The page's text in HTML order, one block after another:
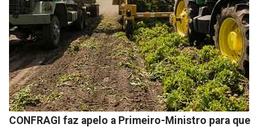
CONFRAGI faz apelo a Primeiro-Ministro para que